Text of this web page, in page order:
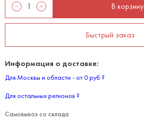
В корзину
Быстрый заказ
Информация о доставке:
Для Москвы и области - от 0 руб ?
Для остальных регионов ?
Самовывоз со склада